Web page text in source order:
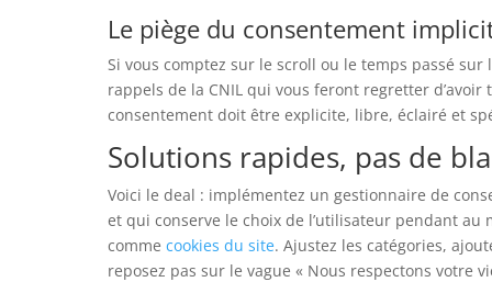
Le piège du consentement
Si vous comptez sur le scroll ou le temps passé
rappels de la CNIL qui vous feront regretter
consentement doit être explicite, libre, éclairé et
Solutions rapides, pas de
Voici le deal : implémentez un gestionnaire de
et qui conserve le choix de l’utilisateur pendant
comme cookies du site. Ajustez les catégories,
reposez pas sur le vague « Nous respectons votre